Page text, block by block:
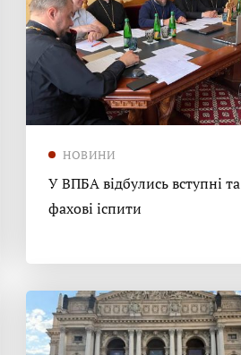
НОВИНИ
У ВПБА відбулись вступні та
фахові іспити